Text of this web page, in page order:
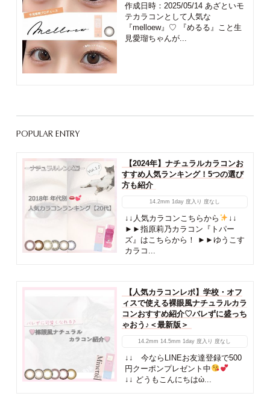
作成日時：2025/05/14 あざといモ
テカラコンとして人気な
『melloew』♡ 『めるる』こと生
見愛瑠ちゃんが...
POPULAR ENTRY
【2024年】ナチュラルカラコンお
すすめ人気ランキング！5つの選び
方も紹介
14.2mm 1day 度入り 度なし
↓↓人気カラコンこちらから
↓↓
►►指原莉乃カラコン『トパー
ズ』はこちらから！ ►►ゆうこす
カラコ...
【人気カラコンレポ】学校・オフ
ィスで使える裸眼風ナチュラルカラ
コンおすすめ紹介♡バレずに盛っち
ゃおう♪＜最新版＞
14.2mm 14.5mm 1day 度入り 度なし
↓↓ 今ならLINEお友達登録で500
円クーポンプレゼント中
↓↓ どうもこんにちはὠ...